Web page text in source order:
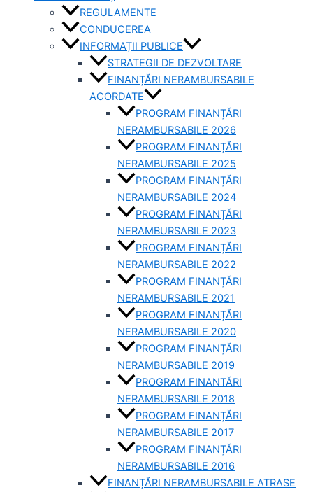
REGULAMENTE
CONDUCEREA
INFORMAȚII PUBLICE
STRATEGII DE DEZVOLTARE
FINANȚĂRI NERAMBURSABILE
ACORDATE
PROGRAM FINANȚĂRI
NERAMBURSABILE 2026
PROGRAM FINANȚĂRI
NERAMBURSABILE 2025
PROGRAM FINANȚĂRI
NERAMBURSABILE 2024
PROGRAM FINANȚĂRI
NERAMBURSABILE 2023
PROGRAM FINANȚĂRI
NERAMBURSABILE 2022
PROGRAM FINANȚĂRI
NERAMBURSABILE 2021
PROGRAM FINANȚĂRI
NERAMBURSABILE 2020
PROGRAM FINANȚĂRI
NERAMBURSABILE 2019
PROGRAM FINANTĂRI
NERAMBURSABILE 2018
PROGRAM FINANȚĂRI
NERAMBURSABILE 2017
PROGRAM FINANȚĂRI
NERAMBURSABILE 2016
FINANȚĂRI NERAMBURSABILE ATRASE